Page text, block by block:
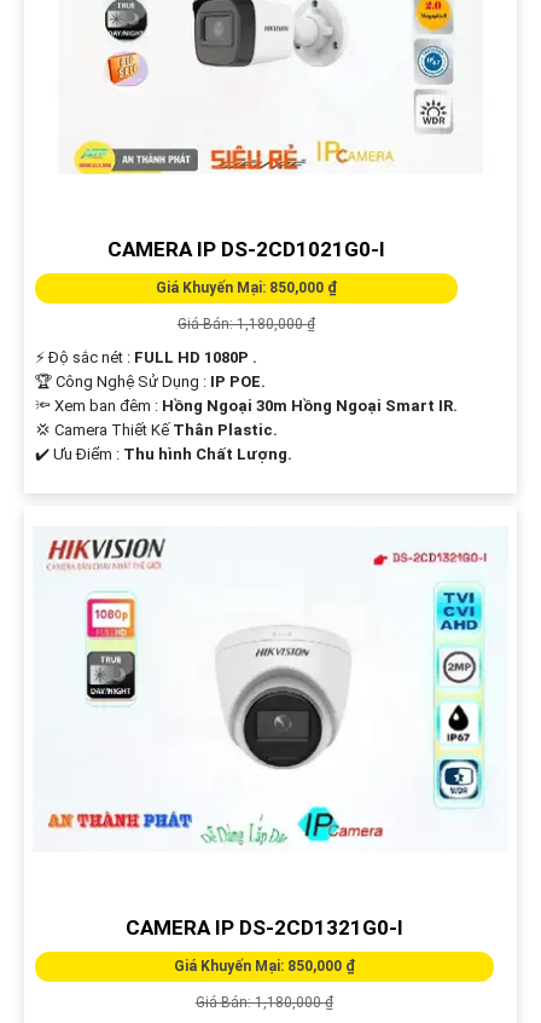
CAMERA IP DS-2CD1021G0-I
Giá Khuyến Mại: 850,000 ₫
Giá Bán: 1,180,000 ₫
️⚡ Độ sắc nét : FULL HD 1080P .
🏆 Công Nghệ Sử Dụng : IP POE.
🔦 Xem ban đêm : Hồng Ngoại 30m Hồng Ngoại Smart IR.
💢 Camera Thiết Kế Thân Plastic.
️✔️ Ưu Điểm : Thu hình Chất Lượng.
CAMERA IP DS-2CD1321G0-I
Giá Khuyến Mại: 850,000 ₫
Giá Bán: 1,180,000 ₫